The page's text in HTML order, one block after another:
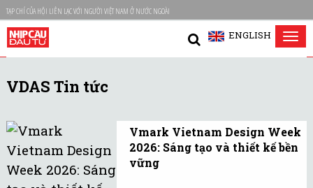
TẠP CHÍ CỦA HỘI LIÊN LẠC VỚI NGƯỜI VIỆT NAM Ở NƯỚC NGOÀI
ENGLISH
VDAS Tin tức
Vmark Vietnam Design Week
2026: Sáng tạo và thiết kế bền
vững